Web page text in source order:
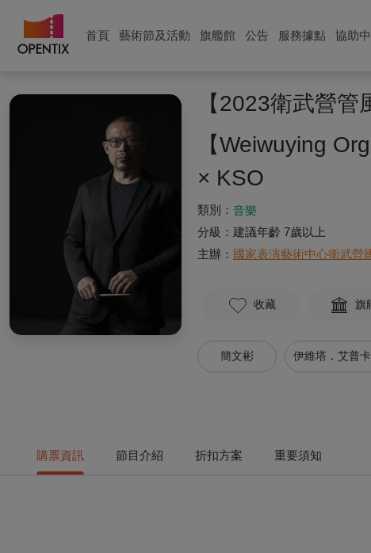
首頁 藝術節及活動 旗艦館 公告 服務據點 協助
【2023衛武營
【Weiwuying
× KSO
類別： 音樂
分級： 建議年齡 7歲以上
主辦： 國家表演藝術中心衛武營
收藏 旗
簡文彬 伊維塔．艾普
購票資訊 節目介紹 折扣方案 重要須知